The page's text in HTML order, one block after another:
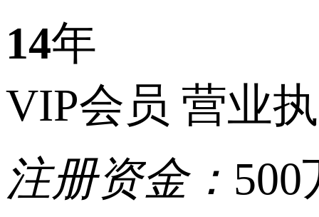
14年
VIP会员 营业
注册资金： 500